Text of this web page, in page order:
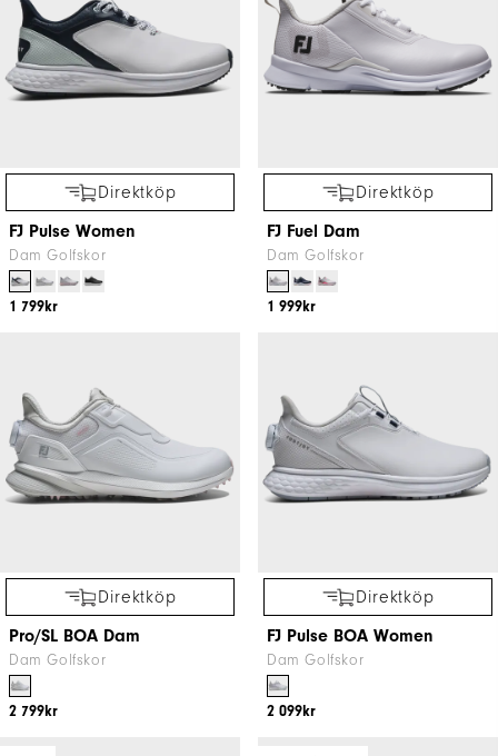
Direktköp
FJ Pulse Women
Dam Golfskor
1 799kr
Direktköp
FJ Fuel Dam
Dam Golfskor
1 999kr
Direktköp
Pro/SL BOA Dam
Dam Golfskor
2 799kr
Direktköp
FJ Pulse BOA Women
Dam Golfskor
2 099kr